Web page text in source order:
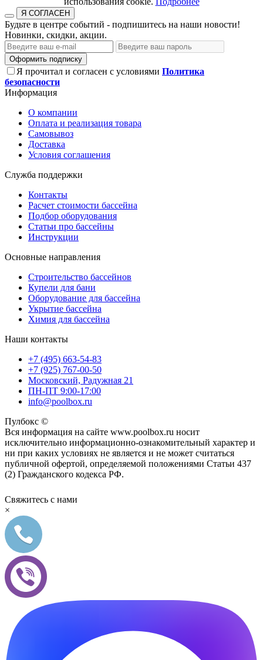
Я СОГЛАСЕН
Будьте в центре событий - подпишитесь на наши новости!
Новинки, скидки, акции.
Оформить подписку
Я прочитал и согласен с условиями Политика
безопасности
Информация
О компании
Оплата и реализация товара
Самовывоз
Доставка
Условия соглашения
Служба поддержки
Контакты
Расчет стоимости бассейна
Подбор оборудования
Статьи про бассейны
Инструкции
Основные направления
Строительство бассейнов
Купели для бани
Оборудование для бассейна
Укрытие бассейна
Химия для бассейна
Наши контакты
+7 (495) 663-54-83
+7 (925) 767-00-50
Московский, Радужная 21
ПН-ПТ 9:00-17:00
info@poolbox.ru
Пулбокс ©
Вся информация на сайте www.poolbox.ru носит
исключительно информационно-ознакомительный характер и
ни при каких условиях не является и не может считаться
публичной офертой, определяемой положениями Статьи 437
(2) Гражданского кодекса РФ.
Свяжитесь с нами
×